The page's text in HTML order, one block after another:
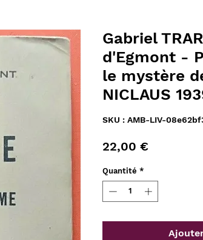
Gabriel
d'Egmont -
le mystère
NICLAUS
SKU : AMB-LIV-
22,00 €Prix
Quantité *